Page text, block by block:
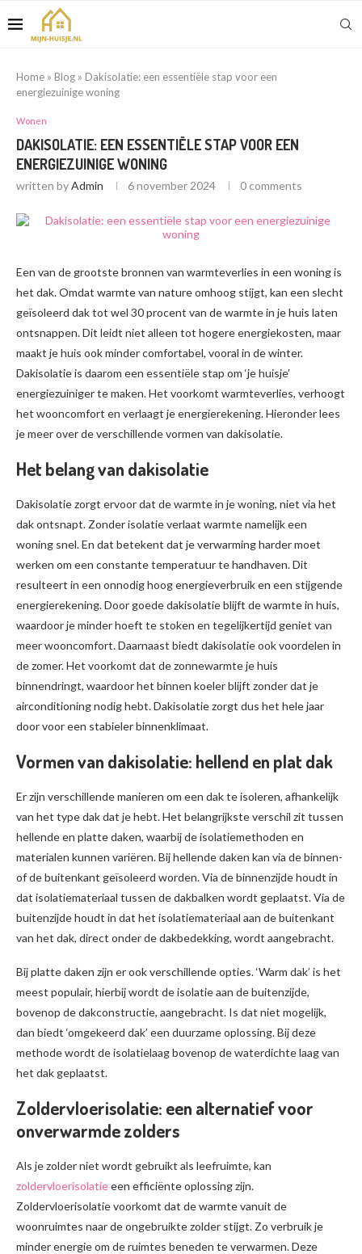
Home » Blog » Dakisolatie: een essentiële stap voor een
energiezuinige woning
Wonen
DAKISOLATIE: EEN ESSENTIËLE STAP VOOR EEN
ENERGIEZUINIGE WONING
written byAdmin 6 november 2024 0 comments
Een van de grootste bronnen van warmteverlies in een woning is
het dak. Omdat warmte van nature omhoog stijgt, kan een slecht
geïsoleerd dak tot wel 30 procent van de warmte in je huis laten
ontsnappen. Dit leidt niet alleen tot hogere energiekosten, maar
maakt je huis ook minder comfortabel, vooral in de winter.
Dakisolatie is daarom een essentiële stap om ‘je huisje’
energiezuiniger te maken. Het voorkomt warmteverlies, verhoogt
het wooncomfort en verlaagt je energierekening. Hieronder lees
je meer over de verschillende vormen van dakisolatie.
Het belang van dakisolatie
Dakisolatie zorgt ervoor dat de warmte in je woning, niet via het
dak ontsnapt. Zonder isolatie verlaat warmte namelijk een
woning snel. En dat betekent dat je verwarming harder moet
werken om een constante temperatuur te handhaven. Dit
resulteert in een onnodig hoog energieverbruik en een stijgende
energierekening. Door goede dakisolatie blijft de warmte in huis,
waardoor je minder hoeft te stoken en tegelijkertijd geniet van
meer wooncomfort. Daarnaast biedt dakisolatie ook voordelen in
de zomer. Het voorkomt dat de zonnewarmte je huis
binnendringt, waardoor het binnen koeler blijft zonder dat je
airconditioning nodig hebt. Dakisolatie zorgt dus het hele jaar
door voor een stabieler binnenklimaat.
Vormen van dakisolatie: hellend en plat dak
Er zijn verschillende manieren om een dak te isoleren, afhankelijk
van het type dak dat je hebt. Het belangrijkste verschil zit tussen
hellende en platte daken, waarbij de isolatiemethoden en
materialen kunnen variëren. Bij hellende daken kan via de binnen-
of de buitenkant geïsoleerd worden. Via de binnenzijde houdt in
dat isolatiemateriaal tussen de dakbalken wordt geplaatst. Via de
buitenzijde houdt in dat het isolatiemateriaal aan de buitenkant
van het dak, direct onder de dakbedekking, wordt aangebracht.
Bij platte daken zijn er ook verschillende opties. ‘Warm dak’ is het
meest populair, hierbij wordt de isolatie aan de buitenzijde,
bovenop de dakconstructie, aangebracht. Is dat niet mogelijk,
dan biedt ‘omgekeerd dak’ een duurzame oplossing. Bij deze
methode wordt de isolatielaag bovenop de waterdichte laag van
het dak geplaatst.
Zoldervloerisolatie: een alternatief voor
onverwarmde zolders
Als je zolder niet wordt gebruikt als leefruimte, kan
zoldervloerisolatieeen efficiënte oplossing zijn.
Zoldervloerisolatie voorkomt dat de warmte vanuit de
woonruimtes naar de ongebruikte zolder stijgt. Zo verbruik je
minder energie om de ruimtes beneden te verwarmen. Deze